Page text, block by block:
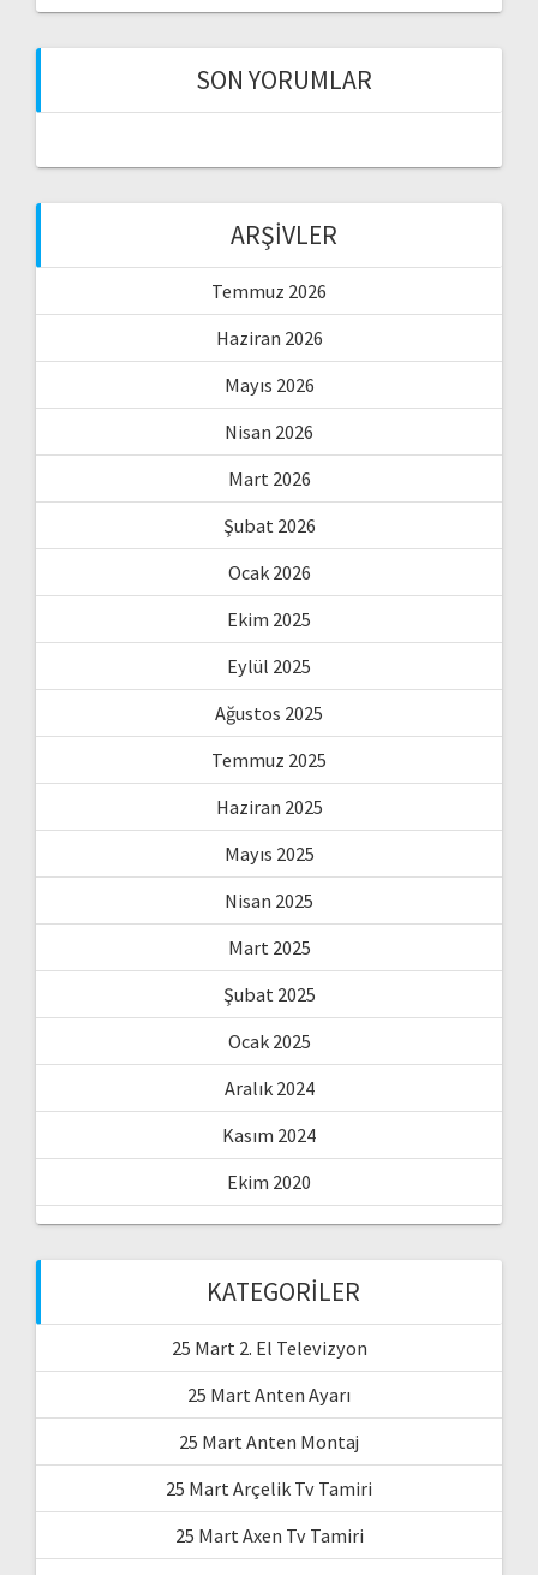
SON YORUMLAR
ARŞIVLER
Temmuz 2026
Haziran 2026
Mayıs 2026
Nisan 2026
Mart 2026
Şubat 2026
Ocak 2026
Ekim 2025
Eylül 2025
Ağustos 2025
Temmuz 2025
Haziran 2025
Mayıs 2025
Nisan 2025
Mart 2025
Şubat 2025
Ocak 2025
Aralık 2024
Kasım 2024
Ekim 2020
KATEGORILER
25 Mart 2. El Televizyon
25 Mart Anten Ayarı
25 Mart Anten Montaj
25 Mart Arçelik Tv Tamiri
25 Mart Axen Tv Tamiri